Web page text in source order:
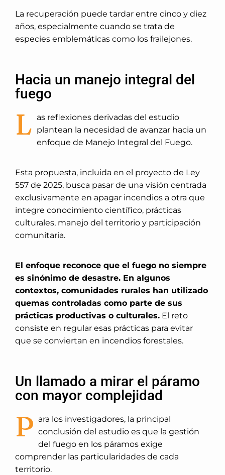
La recuperación puede tardar entre cinco y diez
años, especialmente cuando se trata de
especies emblemáticas como los frailejones.
Hacia un manejo integral del
fuego
L as reflexiones derivadas del estudio
plantean la necesidad de avanzar hacia un
enfoque de Manejo Integral del Fuego.
Esta propuesta, incluida en el proyecto de Ley
557 de 2025, busca pasar de una visión centrada
exclusivamente en apagar incendios a otra que
integre conocimiento científico, prácticas
culturales, manejo del territorio y participación
comunitaria.
El enfoque reconoce que el fuego no siempre
es sinónimo de desastre. En algunos
contextos, comunidades rurales han utilizado
quemas controladas como parte de sus
prácticas productivas o culturales. El reto
consiste en regular esas prácticas para evitar
que se conviertan en incendios forestales.
Un llamado a mirar el páramo
con mayor complejidad
P ara los investigadores, la principal
conclusión del estudio es que la gestión
del fuego en los páramos exige
comprender las particularidades de cada
territorio.